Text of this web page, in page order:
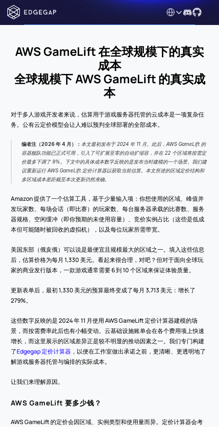
Select Language
AWS GameLift 在全球规模下的真实
成本
全球规模下 AWS GameLift 的真实成
本
对于多人游戏开发者来说，估算用于游戏服务器托管的云成本是一项复杂任
务。公有云定价模型会让人难以预判全球部署的全部成本。
编者注（2026 年 4 月）：本文最初发布于 2024 年 11 月。此后，AWS GameLift 的
容器舰队功能已正式可用，引入了可扩展至零的自动扩缩容，并在 22 个区域将按需定
价最多下调了 9%。下文中的具体成本数字反映的是发布当时建模的一个场景。我们建
议重新运行 AWS GameLift 定价计算器以获取当前估算。本文所述的区域定价结构和
多区域成本差距截至本次更新仍然准确。
Amazon 提供了一个估算工具，基于少量输入项：你想使用的区域、峰值并
发玩家数、每场会话（即比赛）的玩家数、每台服务器承载的比赛数、服务
器规格、空闲缓冲（即你预期的未使用容量）、竞价实例占比（这些是低成
本但可能随时被回收的虚拟机），以及每位玩家所需带宽。
美国东部（俄亥俄）可以说是最便宜且规模最大的区域之一。填入这些信息
后，估算价格为每月 1,330 美元。看起来很合理，对吧？但对于面向全球玩
家的商业发行版本，一款游戏通常需要 6 到 10 个区域来保证体验质量。
更新表单后，最初 1,330 美元的预算最终变成了每月 3,713 美元：增长了
279%。
这些数字反映的是 2024 年 11 月使用 AWS GameLift 定价计算器建模的场
景，而按需费率此后也有小幅变动。云基础设施账单会在各个费用项上快速
增长，而这里展示的区域差异正是较不明显的推动因素之一。我们专门构建
了Edgegap 定价计算器 ，以便在工作室做出承诺之前，更清晰、更透明地了
解游戏服务器托管与编排的实际成本。
让我们来理解原因。
AWS GameLift 要多少钱？
AWS GameLift 的定价会因区域、实例类型和使用量而异。定价计算器会考